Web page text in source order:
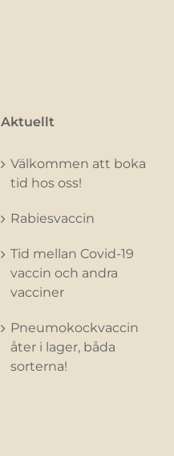
Aktuellt
Välkommen att boka
tid hos oss!
Rabiesvaccin
Tid mellan Covid-19
vaccin och andra
vacciner
Pneumokockvaccin
åter i lager, båda
sorterna!